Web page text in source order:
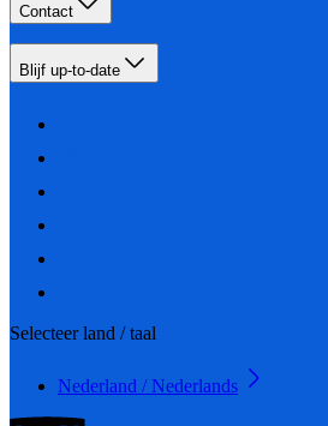
Contact
Blijf up-to-date
Selecteer land / taal
Nederland / Nederlands